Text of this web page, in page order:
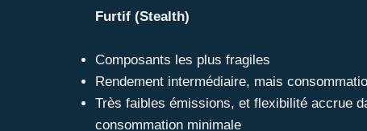
Furtif (Stealth)
Composants les plus fragiles
Rendement intermédiaire, mais
Très faibles émissions, et flexibilité accrue
consommation minimale